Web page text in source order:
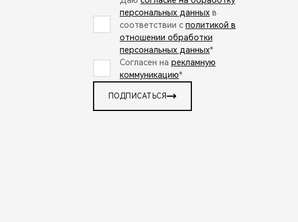
персональных данных в
соответствии с политикой в
отношении обработки
персональных данных*
Согласен на рекламную
коммуникацию*
ПОДПИСАТЬСЯ